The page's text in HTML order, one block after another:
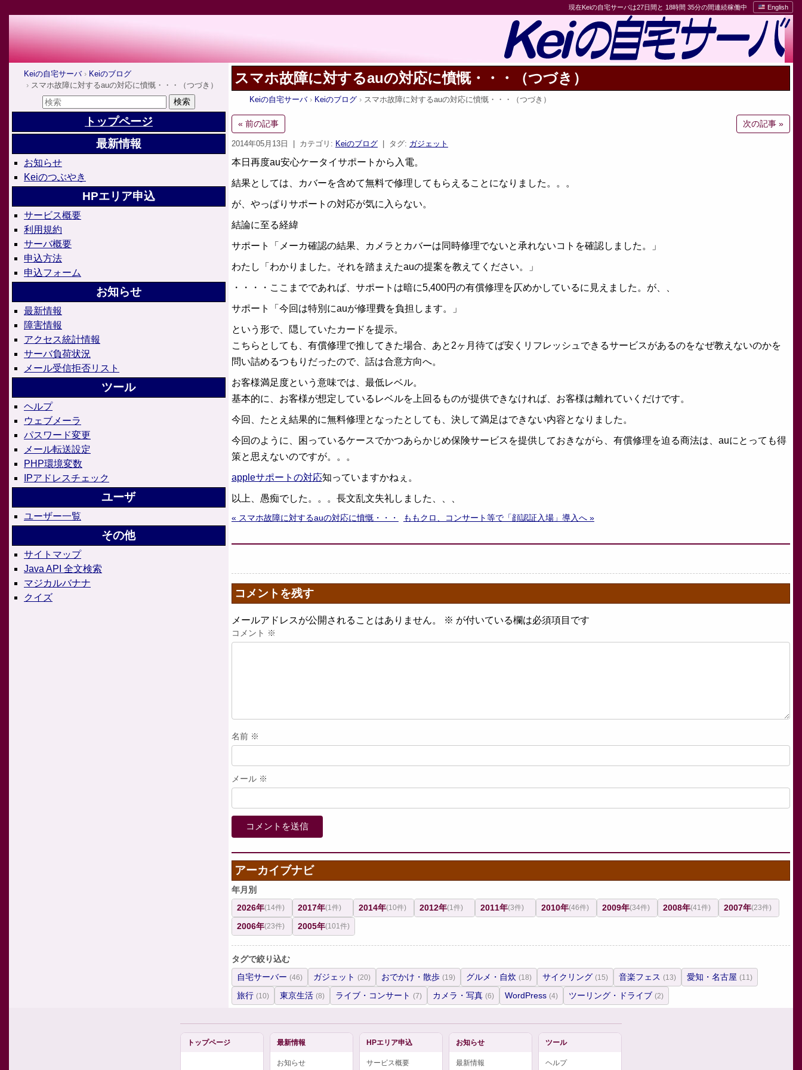
現在Keiの自宅サーバは27日間と 18時間 35分の間連続稼働中 English
Keiの自宅サーバ
Keiのブログ
スマホ故障に対するauの対応に憤慨・・・（つづき）
トップページ
最新情報
お知らせ
Keiのつぶやき
HPエリア申込
サービス概要
利用規約
サーバ概要
申込方法
申込フォーム
お知らせ
最新情報
障害情報
アクセス統計情報
サーバ負荷状況
メール受信拒否リスト
ツール
ヘルプ
ウェブメーラ
パスワード変更
メール転送設定
PHP環境変数
IPアドレスチェック
ユーザ
ユーザー一覧
その他
サイトマップ
Java API 全文検索
マジカルバナナ
クイズ
スマホ故障に対するauの対応に憤慨・・・（つづき）
Keiの自宅サーバ Keiのブログ スマホ故障に対するauの対応に憤慨・・・（つづき）
« 前の記事 次の記事 »
2014年05月13日 | カテゴリ: Keiのブログ| タグ: ガジェット
本日再度au安心ケータイサポートから入電。
結果としては、カバーを含めて無料で修理してもらえることになりました。。。
が、やっぱりサポートの対応が気に入らない。
結論に至る経緯
サポート「メーカ確認の結果、カメラとカバーは同時修理でないと承れないコトを確認しました。」
わたし「わかりました。それを踏まえたauの提案を教えてください。」
・・・・ここまでであれば、サポートは暗に5,400円の有償修理を仄めかしているに見えました。が、、
サポート「今回は特別にauが修理費を負担します。」
という形で、隠していたカードを提示。
こちらとしても、有償修理で推してきた場合、あと2ヶ月待てば安くリフレッシュできるサービスがあるのをなぜ教えないのかを
問い詰めるつもりだったので、話は合意方向へ。
お客様満足度という意味では、最低レベル。
基本的に、お客様が想定しているレベルを上回るものが提供できなければ、お客様は離れていくだけです。
今回、たとえ結果的に無料修理となったとしても、決して満足はできない内容となりました。
今回のように、困っているケースでかつあらかじめ保険サービスを提供しておきながら、有償修理を迫る商法は、auにとっても得
策と思えないのですが。。。
appleサポートの対応知っていますかねぇ。
以上、愚痴でした。。。長文乱文失礼しました、、、
« スマホ故障に対するauの対応に憤慨・・・ ももクロ、コンサート等で「顔認証入場」導入へ »
コメントを残す
メールアドレスが公開されることはありません。 ※ が付いている欄は必須項目です
コメント ※
名前 ※
メール ※
アーカイブナビ
年月別
2026年(14件) 2017年(1件) 2014年(10件) 2012年(1件) 2011年(3件) 2010年(46件) 2009年(34件) 2008年(41件) 2007年(23件)
2006年(23件) 2005年(101件)
タグで絞り込む
自宅サーバー (46) ガジェット (20) おでかけ・散歩 (19) グルメ・自炊 (18) サイクリング (15) 音楽フェス (13) 愛知・名古屋 (11)
旅行 (10) 東京生活 (8) ライブ・コンサート (7) カメラ・写真 (6) WordPress (4) ツーリング・ドライブ (2)
トップページ 最新情報
お知らせ
HPエリア申込
サービス概要
お知らせ
最新情報
ツール
ヘルプ